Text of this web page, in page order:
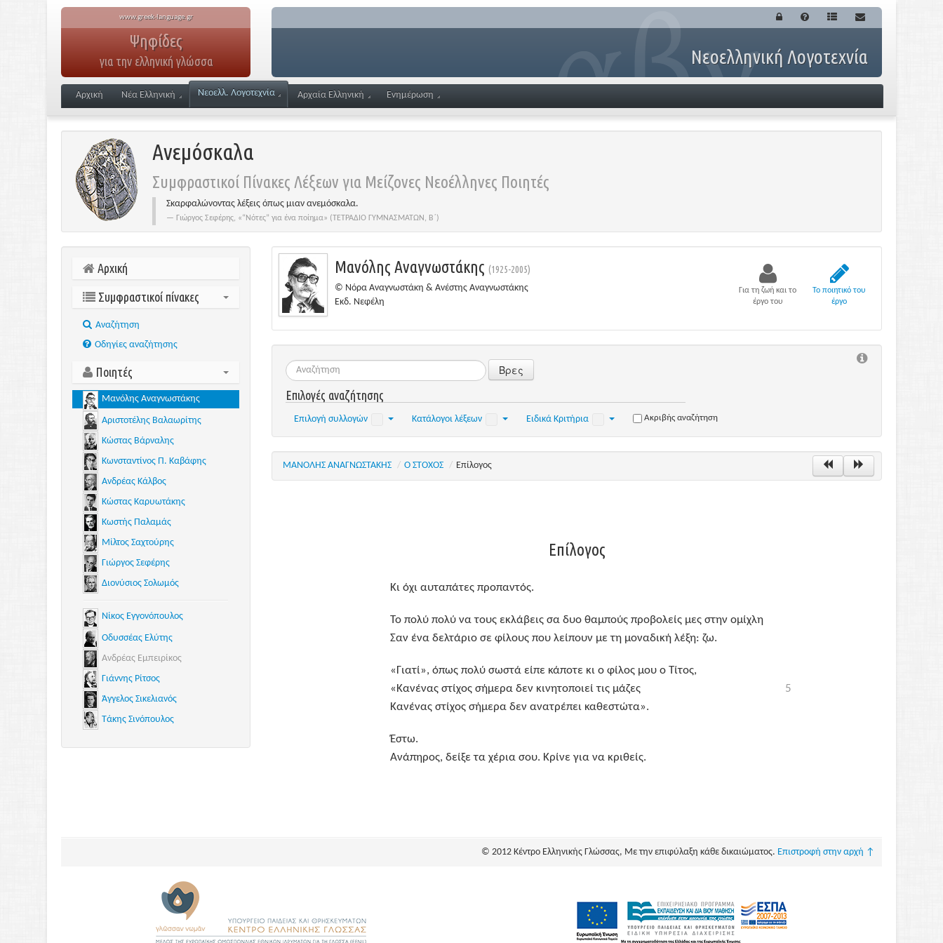
www.greek-language.gr
Ψηφίδες
για την ελληνική γλώσσα Νεοελληνική Λογοτεχνία
Αρχική Νέα Ελληνική Νεοελλ. Λογοτεχνία Αρχαία Ελληνική Ενημέρωση
Ανεμόσκαλα
Συμφραστικοί Πίνακες Λέξεων για Μείζονες Νεοέλληνες Ποιητές
Σκαρφαλώνοντας λέξεις όπως μιαν ανεμόσκαλα.
Γιώργος Σεφέρης, «“Νότες” για ένα ποίημα» (ΤΕΤΡΑΔΙΟ ΓΥΜΝΑΣΜΑΤΩΝ, Β΄)
Αρχική
Συμφραστικοί πίνακες
Aναζήτηση
Οδηγίες αναζήτησης
Ποιητές
Μανόλης Αναγνωστάκης
Αριστοτέλης Βαλαωρίτης
Κώστας Βάρναλης
Κωνσταντίνος Π. Καβάφης
Ανδρέας Κάλβος
Κώστας Καρυωτάκης
Κωστής Παλαμάς
Μίλτος Σαχτούρης
Γιώργος Σεφέρης
Διονύσιος Σολωμός
Νίκος Εγγονόπουλος
Οδυσσέας Ελύτης
Ανδρέας Εμπειρίκος
Γιάννης Ρίτσος
Άγγελος Σικελιανός
Τάκης Σινόπουλος
Για τη ζωή και το
έργο του
Το ποιητικό του
έργο
Μανόλης Αναγνωστάκης (1925-2005)
© Νόρα Αναγνωστάκη & Ανέστης Αναγνωστάκης
Εκδ. Νεφέλη
Βρες
Επιλογές αναζήτησης
Επιλογή συλλογών Κατάλογοι λέξεων Ειδικά Κριτήρια Ακριβής αναζήτηση
ΜΑΝΟΛΗΣ ΑΝΑΓΝΩΣΤΑΚΗΣ / Ο ΣΤΟΧΟΣ / Επίλογος
Επίλογος
Κι όχι αυταπάτες προπαντός.
Το πολύ πολύ να τους εκλάβεις σα δυο θαμπούς προβολείς μες στην ομίχλη
Σαν ένα δελτάριο σε φίλους που λείπουν με τη μοναδική λέξη: ζω.
«Γιατί», όπως πολύ σωστά είπε κάποτε κι ο φίλος μου ο Τίτος,
5
«Κανένας στίχος σήμερα δεν κινητοποιεί τις μάζες
Κανένας στίχος σήμερα δεν ανατρέπει καθεστώτα».
Έστω.
Ανάπηρος, δείξε τα χέρια σου. Κρίνε για να κριθείς.
© 2012 Κέντρο Ελληνικής Γλώσσας, Με την επιφύλαξη κάθε δικαιώματος. Επιστροφή στην αρχή ↑